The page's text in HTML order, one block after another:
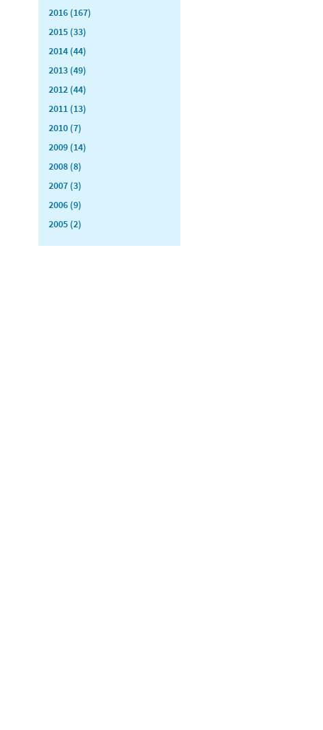
2016 (167)
2015 (33)
2014 (44)
2013 (49)
2012 (44)
2011 (13)
2010 (7)
2009 (14)
2008 (8)
2007 (3)
2006 (9)
2005 (2)